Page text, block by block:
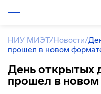
НИУ МИЭТ/Новости/
прошел в новом
День открытых
прошел в